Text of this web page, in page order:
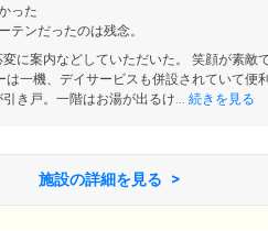
お過ごしいただけます。
った
テンだったのは残念。
に案内などしていただいた。 笑顔が素敵
は一機、デイサービスも併設されていて便
き戸。一階はお湯が出るけ...
続きを見る
施設の詳細を見る